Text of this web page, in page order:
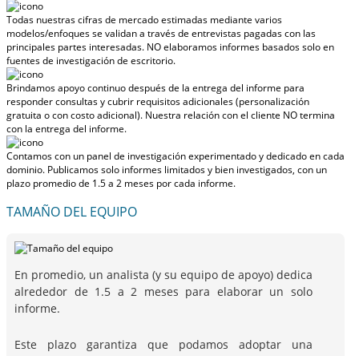
Todas nuestras cifras de mercado estimadas mediante varios
modelos/enfoques se validan a través de entrevistas pagadas con las
principales partes interesadas. NO elaboramos informes basados solo en
fuentes de investigación de escritorio.
Brindamos apoyo continuo después de la entrega del informe para
responder consultas y cubrir requisitos adicionales (personalización
gratuita o con costo adicional). Nuestra relación con el cliente NO termina
con la entrega del informe.
Contamos con un panel de investigación experimentado y dedicado en cada
dominio. Publicamos solo informes limitados y bien investigados, con un
plazo promedio de 1.5 a 2 meses por cada informe.
TAMAÑO DEL EQUIPO
En promedio, un analista (y su equipo de apoyo) dedica
alrededor de 1.5 a 2 meses para elaborar un solo
informe.
Este plazo garantiza que podamos adoptar una